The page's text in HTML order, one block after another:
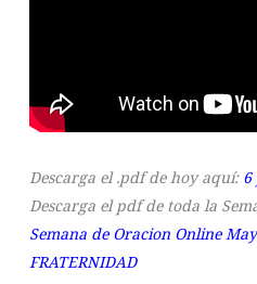
Descarga el .pdf de hoy aquí: 6
Descarga el pdf de toda la
Semana de Oracion Online
FRATERNIDAD